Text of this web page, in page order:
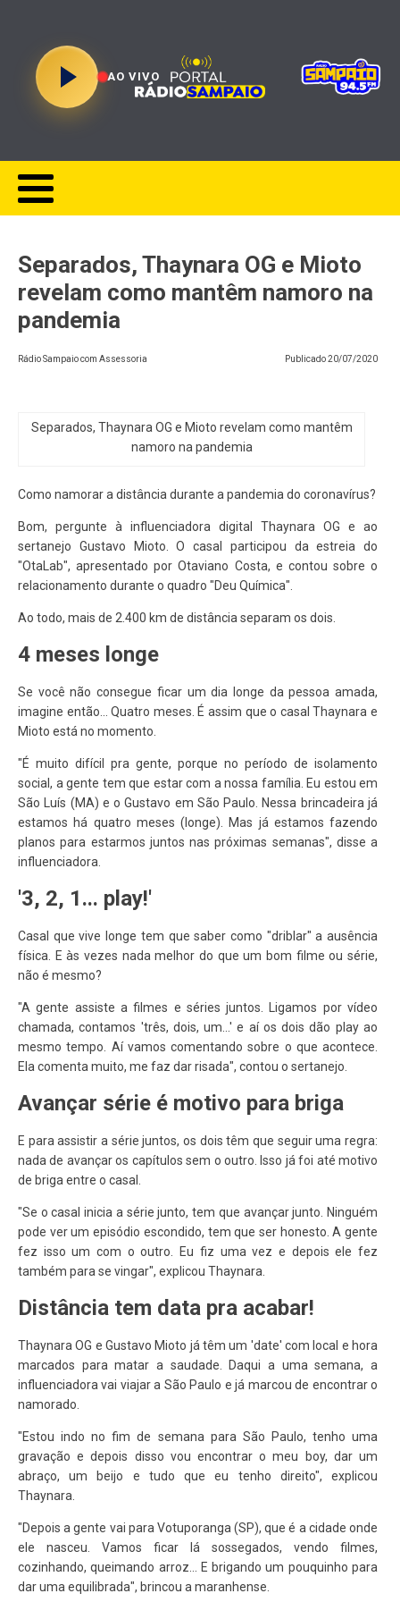
AO VIVO
Separados, Thaynara OG e Mioto
revelam como mantêm namoro na
pandemia
Rádio Sampaio com Assessoria Publicado20/07/2020
Separados, Thaynara OG e Mioto revelam como mantêm
namoro na pandemia
Como namorar a distância durante a pandemia do coronavírus?
Bom, pergunte à influenciadora digital Thaynara OG e ao
sertanejo Gustavo Mioto. O casal participou da estreia do
"OtaLab", apresentado por Otaviano Costa, e contou sobre o
relacionamento durante o quadro "Deu Química".
Ao todo, mais de 2.400 km de distância separam os dois.
4 meses longe
Se você não consegue ficar um dia longe da pessoa amada,
imagine então... Quatro meses. É assim que o casal Thaynara e
Mioto está no momento.
"É muito difícil pra gente, porque no período de isolamento
social, a gente tem que estar com a nossa família. Eu estou em
São Luís (MA) e o Gustavo em São Paulo. Nessa brincadeira já
estamos há quatro meses (longe). Mas já estamos fazendo
planos para estarmos juntos nas próximas semanas", disse a
influenciadora.
'3, 2, 1... play!'
Casal que vive longe tem que saber como "driblar" a ausência
física. E às vezes nada melhor do que um bom filme ou série,
não é mesmo?
"A gente assiste a filmes e séries juntos. Ligamos por vídeo
chamada, contamos 'três, dois, um...' e aí os dois dão play ao
mesmo tempo. Aí vamos comentando sobre o que acontece.
Ela comenta muito, me faz dar risada", contou o sertanejo.
Avançar série é motivo para briga
E para assistir a série juntos, os dois têm que seguir uma regra:
nada de avançar os capítulos sem o outro. Isso já foi até motivo
de briga entre o casal.
"Se o casal inicia a série junto, tem que avançar junto. Ninguém
pode ver um episódio escondido, tem que ser honesto. A gente
fez isso um com o outro. Eu fiz uma vez e depois ele fez
também para se vingar", explicou Thaynara.
Distância tem data pra acabar!
Thaynara OG e Gustavo Mioto já têm um 'date' com local e hora
marcados para matar a saudade. Daqui a uma semana, a
influenciadora vai viajar a São Paulo e já marcou de encontrar o
namorado.
"Estou indo no fim de semana para São Paulo, tenho uma
gravação e depois disso vou encontrar o meu boy, dar um
abraço, um beijo e tudo que eu tenho direito", explicou
Thaynara.
"Depois a gente vai para Votuporanga (SP), que é a cidade onde
ele nasceu. Vamos ficar lá sossegados, vendo filmes,
cozinhando, queimando arroz... E brigando um pouquinho para
dar uma equilibrada", brincou a maranhense.